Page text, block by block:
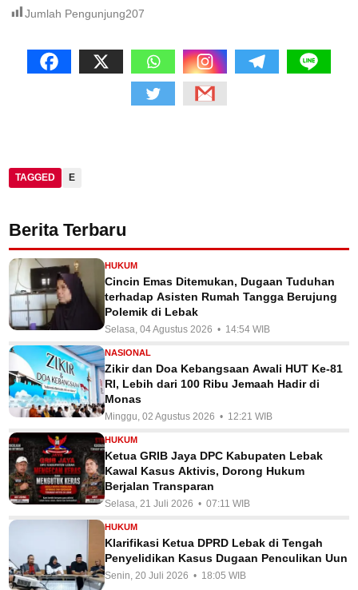
Jumlah Pengunjung207
TAGGED E
Berita Terbaru
HUKUM
Cincin Emas Ditemukan, Dugaan Tuduhan
terhadap Asisten Rumah Tangga Berujung
Polemik di Lebak
Selasa, 04 Agustus 2026 • 14:54 WIB
NASIONAL
Zikir dan Doa Kebangsaan Awali HUT Ke-81
RI, Lebih dari 100 Ribu Jemaah Hadir di
Monas
Minggu, 02 Agustus 2026 • 12:21 WIB
HUKUM
Ketua GRIB Jaya DPC Kabupaten Lebak
Kawal Kasus Aktivis, Dorong Hukum
Berjalan Transparan
Selasa, 21 Juli 2026 • 07:11 WIB
HUKUM
Klarifikasi Ketua DPRD Lebak di Tengah
Penyelidikan Kasus Dugaan Penculikan Uun
Senin, 20 Juli 2026 • 18:05 WIB